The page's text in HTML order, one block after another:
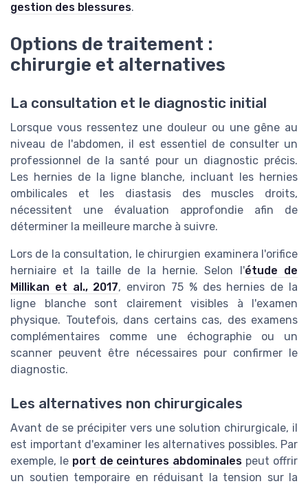
gestion des blessures.
Options de traitement :
chirurgie et alternatives
La consultation et le diagnostic initial
Lorsque vous ressentez une douleur ou une gêne au
niveau de l'abdomen, il est essentiel de consulter un
professionnel de la santé pour un diagnostic précis.
Les hernies de la ligne blanche, incluant les hernies
ombilicales et les diastasis des muscles droits,
nécessitent une évaluation approfondie afin de
déterminer la meilleure marche à suivre.
Lors de la consultation, le chirurgien examinera l'orifice
herniaire et la taille de la hernie. Selon l'étude de
Millikan et al., 2017, environ 75 % des hernies de la
ligne blanche sont clairement visibles à l'examen
physique. Toutefois, dans certains cas, des examens
complémentaires comme une échographie ou un
scanner peuvent être nécessaires pour confirmer le
diagnostic.
Les alternatives non chirurgicales
Avant de se précipiter vers une solution chirurgicale, il
est important d'examiner les alternatives possibles. Par
exemple, le port de ceintures abdominales peut offrir
un soutien temporaire en réduisant la tension sur la